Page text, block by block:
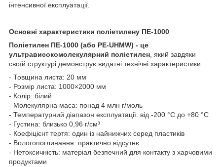
інтенсивної експлуатації.
Основні характеристики поліетилену ПЕ-1000
Поліетилен ПЕ-1000 (або PE-UHMW) - це
ультрависокомолекулярний поліетилен , який завдяки
своїй структурі демонструє видатні технічні характеристики:
- Товщина листа: 20 мм
- Розмір листа: 1000×2000 мм
- Колір: білий
- Молекулярна маса: понад 4 млн г/моль
- Температурний діапазон експлуатації: від -200 °C до +80 °C
- Густина: близько 0,96 г/см³
- Коефіцієнт тертя: один із найнижчих серед пластиків
- Вологопоглинання: практично відсутнє
- Нетоксичність: матеріал безпечний для контакту з харчовими
продуктами